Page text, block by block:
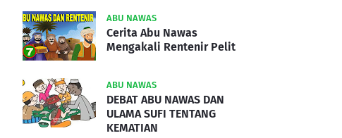
ABU NAWAS
Cerita Abu Nawas
Mengakali Rentenir Pelit
ABU NAWAS
DEBAT ABU NAWAS DAN
ULAMA SUFI TENTANG
KEMATIAN